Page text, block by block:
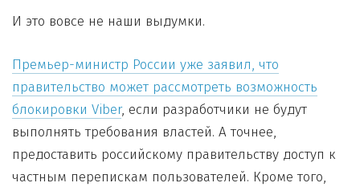
И это вовсе не наши выдумки.
Премьер-министр России уже заявил, что
правительство может рассмотреть возможность
блокировки Viber, если разработчики не будут
выполнять требования властей. А точнее,
предоставить российскому правительству доступ к
частным перепискам пользователей. Кроме того,